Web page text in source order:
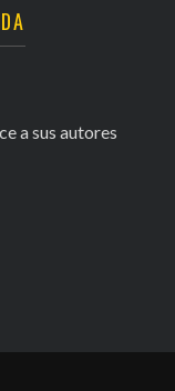
a sus autores